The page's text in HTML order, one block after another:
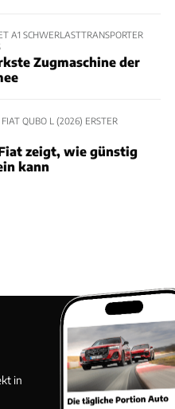
A1 SCHWERLASTTRANSPORTER
Zugmaschine der
FIAT QUBO L (2026) ERSTER
zeigt, wie günstig
kann
in